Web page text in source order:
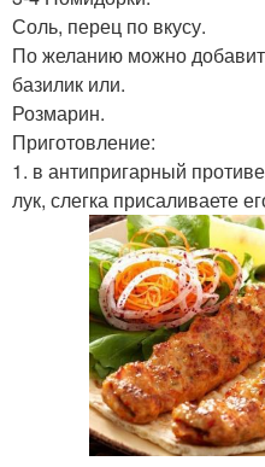
Соль, перец по вкусу.
По желанию можно
базилик или.
Розмарин.
Приготовление:
1. в антипригарный
лук, слегка присаливаете